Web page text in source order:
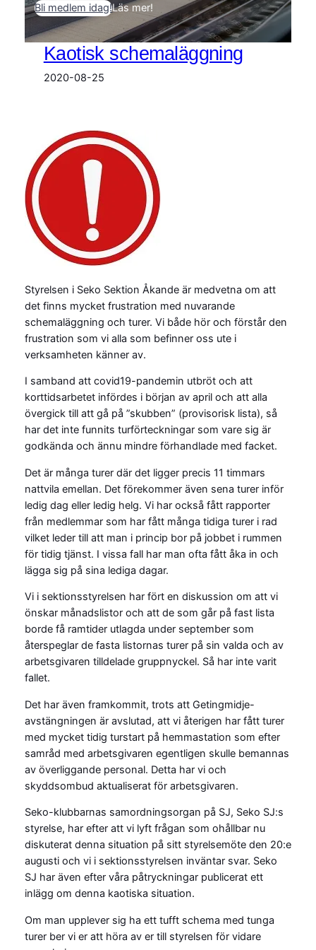
Bli medlem idag!Läs mer!
Kaotisk schemaläggning
2020-08-25
Styrelsen i Seko Sektion Åkande är medvetna om att
det finns mycket frustration med nuvarande
schemaläggning och turer. Vi både hör och förstår den
frustration som vi alla som befinner oss ute i
verksamheten känner av.
I samband att covid19-pandemin utbröt och att
korttidsarbetet infördes i början av april och att alla
övergick till att gå på ”skubben” (provisorisk lista), så
har det inte funnits turförteckningar som vare sig är
godkända och ännu mindre förhandlade med facket.
Det är många turer där det ligger precis 11 timmars
nattvila emellan. Det förekommer även sena turer inför
ledig dag eller ledig helg. Vi har också fått rapporter
från medlemmar som har fått många tidiga turer i rad
vilket leder till att man i princip bor på jobbet i rummen
för tidig tjänst. I vissa fall har man ofta fått åka in och
lägga sig på sina lediga dagar.
Vi i sektionsstyrelsen har fört en diskussion om att vi
önskar månadslistor och att de som går på fast lista
borde få ramtider utlagda under september som
återspeglar de fasta listornas turer på sin valda och av
arbetsgivaren tilldelade gruppnyckel. Så har inte varit
fallet.
Det har även framkommit, trots att Getingmidje-
avstängningen är avslutad, att vi återigen har fått turer
med mycket tidig turstart på hemmastation som efter
samråd med arbetsgivaren egentligen skulle bemannas
av överliggande personal. Detta har vi och
skyddsombud aktualiserat för arbetsgivaren.
Seko-klubbarnas samordningsorgan på SJ, Seko SJ:s
styrelse, har efter att vi lyft frågan som ohållbar nu
diskuterat denna situation på sitt styrelsemöte den 20:e
augusti och vi i sektionsstyrelsen inväntar svar. Seko
SJ har även efter våra påtryckningar publicerat ett
inlägg om denna kaotiska situation.
Om man upplever sig ha ett tufft schema med tunga
turer ber vi er att höra av er till styrelsen för vidare